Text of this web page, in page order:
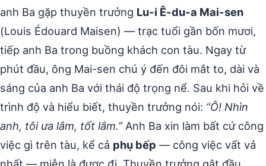
anh Ba gặp thuyền trưởng Lu-i Ê-du-a Mai-sen
(Louis Édouard Maisen) — trạc tuổi gần bốn mươi,
tiếp anh Ba trong buồng khách con tàu. Ngay từ
phút đầu, ông Mai-sen chú ý đến đôi mắt to, dài và
sáng của anh Ba với thái độ trọng nể. Sau khi hỏi về
trình độ và hiểu biết, thuyền trưởng nói: “Ô! Nhìn
anh, tôi ưa lắm, tốt lắm.”Anh Ba xin làm bất cứ công
việc gì trên tàu, kể cả phụ bếp — công việc vất vả